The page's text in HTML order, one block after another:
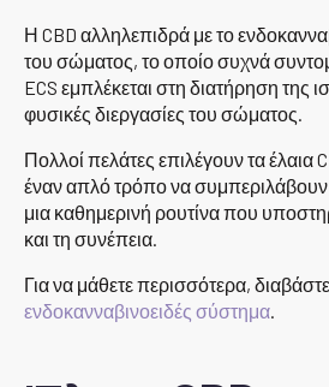
Η CBD αλληλεπιδρά με το
του σώματος, το οποίο συχνά
ECS εμπλέκεται στη διατήρηση της
φυσικές διεργασίες του σώματος.
Πολλοί πελάτες επιλέγουν τα έλαια
έναν απλό τρόπο να συμπεριλάβουν
μια καθημερινή ρουτίνα που
και τη συνέπεια.
Για να μάθετε περισσότερα,
ενδοκανναβινοειδές σύστημα.